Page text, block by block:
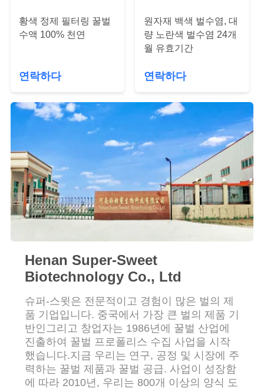
리
저
희
에
게
연
황색 정제 필터링 꿀벌
수액 100% 천연
연락하다
원자재 백색 벌수염, 대
량 노란색 벌수염 24개
월 유효기간
연락하다
Henan Super-Sweet
Biotechnology Co., Ltd
슈퍼-스윗은 전문적이고 경험이 많은 벌의 제
품 기업입니다. 중국에서 가장 큰 벌의 제품 기
반인그리고 창업자는 1986년에 꿀벌 산업에
진출하여 꿀벌 프로폴리스 수집 사업을 시작
했습니다.지금 우리는 연구, 공정 및 시장에 주
력하는 꿀벌 제품과 꿀벌 공급. 사업이 성장함
에 따라 2010년, 우리는 800개 이상의 양식 도